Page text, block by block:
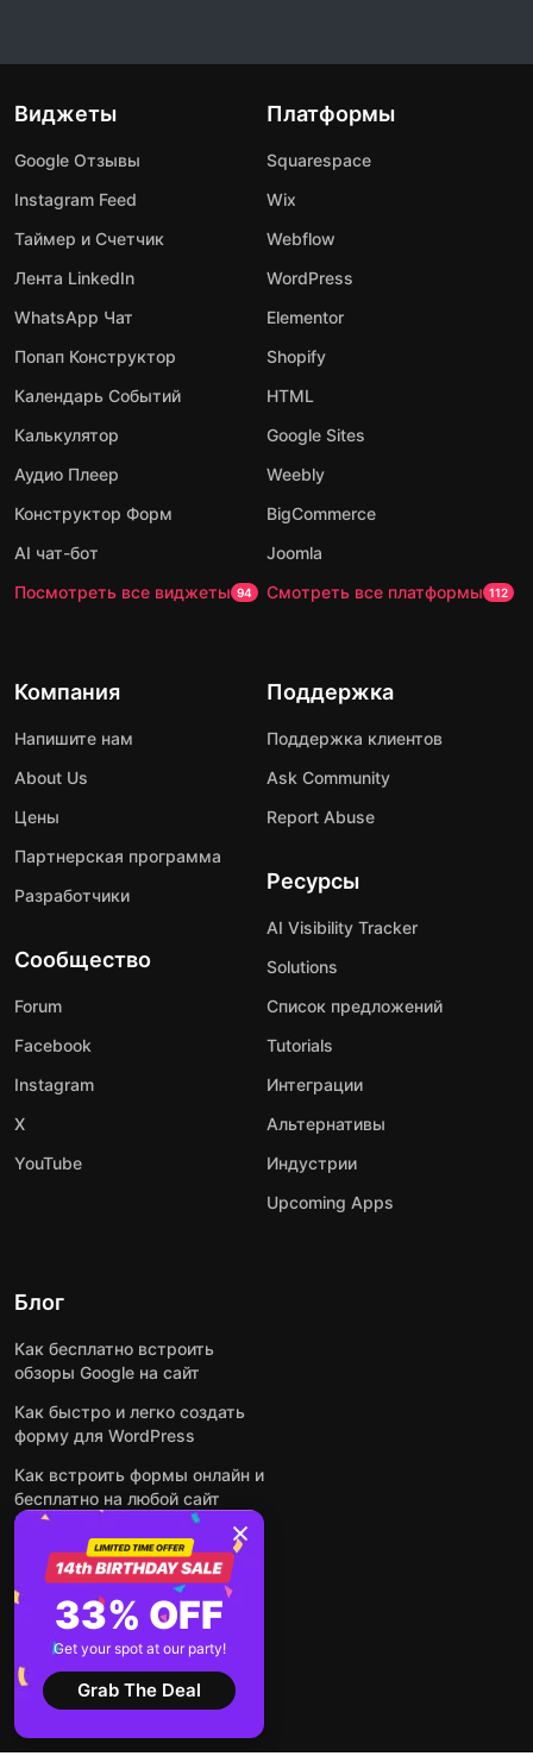
Виджеты
Google Отзывы
Instagram Feed
Таймер и Счетчик
Лента LinkedIn
WhatsApp Чат
Попап Конструктор
Календарь Событий
Калькулятор
Аудио Плеер
Конструктор Форм
AI чат-бот
Посмотреть все виджеты 94
Платформы
Squarespace
Wix
Webflow
WordPress
Elementor
Shopify
HTML
Google Sites
Weebly
BigCommerce
Joomla
Смотреть все платформы 112
Компания
Напишите нам
About Us
Цены
Партнерская программа
Разработчики
Сообщество
Forum
Facebook
Instagram
X
YouTube
Поддержка
Поддержка клиентов
Ask Community
Report Abuse
Ресурсы
AI Visibility Tracker
Solutions
Список предложений
Tutorials
Интеграции
Альтернативы
Индустрии
Upcoming Apps
Блог
Как бесплатно встроить
обзоры Google на сайт
Как быстро и легко создать
форму для WordPress
Как встроить формы онлайн и
бесплатно на любой сайт
Как встроить ленту Instagram
на сайт
Как добавить чат-бота на
основе искусственного
интеллекта на свой сайт
Посмотреть все посты
33% OFF
Get your spot at our party!
Grab The Deal